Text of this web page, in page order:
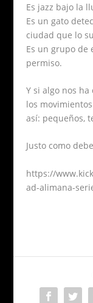
Es jazz bajo la
Es un gato
ciudad que lo
Es un grupo de
permiso.
Y si algo nos
los
así: pequeños,
Justo como
https://
ad-alimana-